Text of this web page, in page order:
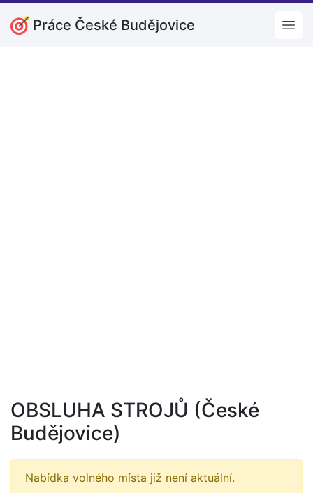
Práce České Budějovice
OBSLUHA STROJŮ (České
Budějovice)
Nabídka volného místa již není aktuální.